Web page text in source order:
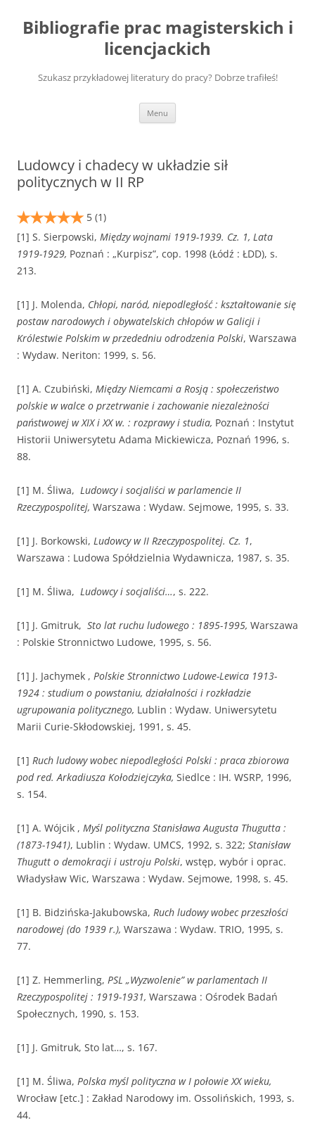
treści
Bibliografie prac magisterskich i
licencjackich
Szukasz przykładowej literatury do pracy? Dobrze trafiłeś!
Menu
Ludowcy i chadecy w układzie sił
politycznych w II RP
5 (1)
[1] S. Sierpowski, Między wojnami 1919-1939. Cz. 1, Lata
1919-1929, Poznań : „Kurpisz”, cop. 1998 (Łódź : ŁDD), s.
213.
[1] J. Molenda, Chłopi, naród, niepodległość : kształtowanie się
postaw narodowych i obywatelskich chłopów w Galicji i
Królestwie Polskim w przededniu odrodzenia Polski, Warszawa
: Wydaw. Neriton: 1999, s. 56.
[1] A. Czubiński, Między Niemcami a Rosją : społeczeństwo
polskie w walce o przetrwanie i zachowanie niezależności
państwowej w XIX i XX w. : rozprawy i studia, Poznań : Instytut
Historii Uniwersytetu Adama Mickiewicza, Poznań 1996, s.
88.
[1] M. Śliwa, Ludowcy i socjaliści w parlamencie II
Rzeczypospolitej, Warszawa : Wydaw. Sejmowe, 1995, s. 33.
[1] J. Borkowski, Ludowcy w II Rzeczypospolitej. Cz. 1,
Warszawa : Ludowa Spółdzielnia Wydawnicza, 1987, s. 35.
[1] M. Śliwa, Ludowcy i socjaliści…, s. 222.
[1] J. Gmitruk, Sto lat ruchu ludowego : 1895-1995, Warszawa
: Polskie Stronnictwo Ludowe, 1995, s. 56.
[1] J. Jachymek , Polskie Stronnictwo Ludowe-Lewica 1913-
1924 : studium o powstaniu, działalności i rozkładzie
ugrupowania politycznego, Lublin : Wydaw. Uniwersytetu
Marii Curie-Skłodowskiej, 1991, s. 45.
[1] Ruch ludowy wobec niepodległości Polski : praca zbiorowa
pod red. Arkadiusza Kołodziejczyka, Siedlce : IH. WSRP, 1996,
s. 154.
[1] A. Wójcik , Myśl polityczna Stanisława Augusta Thugutta :
(1873-1941), Lublin : Wydaw. UMCS, 1992, s. 322; Stanisław
Thugutt o demokracji i ustroju Polski, wstęp, wybór i oprac.
Władysław Wic, Warszawa : Wydaw. Sejmowe, 1998, s. 45.
[1] B. Bidzińska-Jakubowska, Ruch ludowy wobec przeszłości
narodowej (do 1939 r.), Warszawa : Wydaw. TRIO, 1995, s.
77.
[1] Z. Hemmerling, PSL „Wyzwolenie” w parlamentach II
Rzeczypospolitej : 1919-1931, Warszawa : Ośrodek Badań
Społecznych, 1990, s. 153.
[1] J. Gmitruk, Sto lat…, s. 167.
[1] M. Śliwa, Polska myśl polityczna w I połowie XX wieku,
Wrocław [etc.] : Zakład Narodowy im. Ossolińskich, 1993, s.
44.